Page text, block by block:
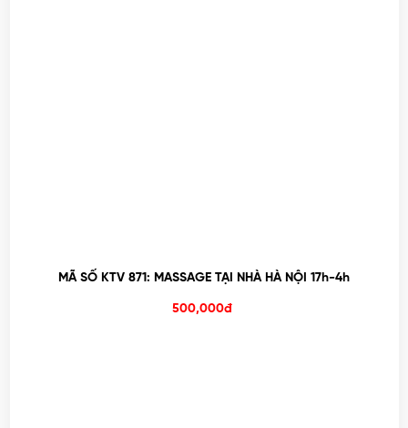
MÃ SỐ KTV 871: MASSAGE TẠI NHÀ HÀ NỘI 17h-4h
500,000đ